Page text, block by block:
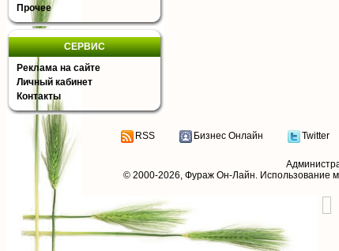
Прочее
СЕРВИС
Реклама на сайте
Личный кабинет
Контакты
RSS Бизнес Онлайн Twitter
© 2000-2026, Фураж Он-Лайн. Использование